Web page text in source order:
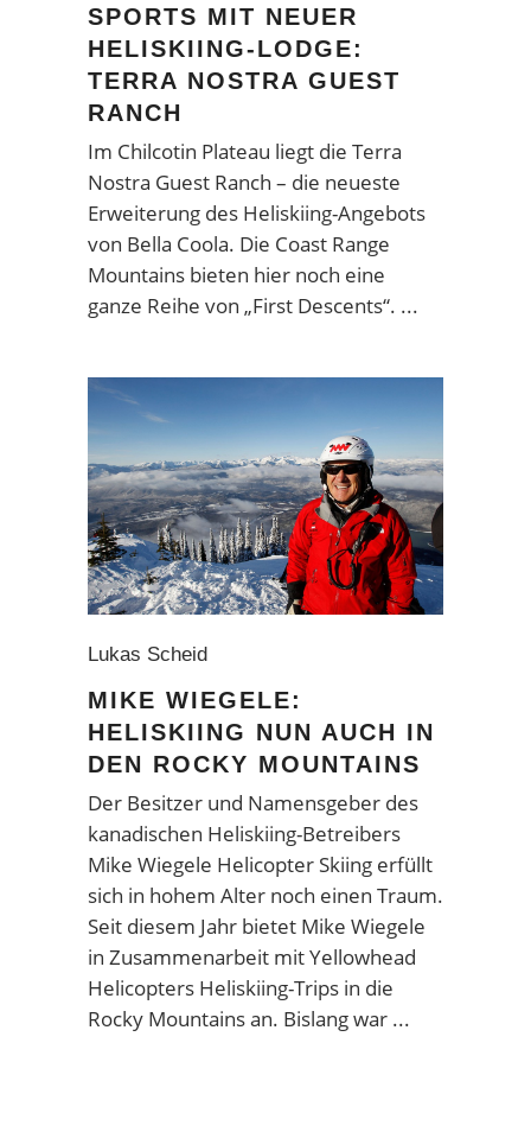
SPORTS MIT NEUER
HELISKIING-LODGE:
TERRA NOSTRA GUEST
RANCH
Im Chilcotin Plateau liegt die Terra
Nostra Guest Ranch – die neueste
Erweiterung des Heliskiing-Angebots
von Bella Coola. Die Coast Range
Mountains bieten hier noch eine
ganze Reihe von „First Descents“.
Lukas Scheid
MIKE WIEGELE:
HELISKIING NUN AUCH IN
DEN ROCKY MOUNTAINS
Der Besitzer und Namensgeber des
kanadischen Heliskiing-Betreibers
Mike Wiegele Helicopter Skiing erfüllt
sich in hohem Alter noch einen Traum.
Seit diesem Jahr bietet Mike Wiegele
in Zusammenarbeit mitYellowhead
Helicopters Heliskiing-Trips in die
Rocky Mountains an. Bislang war